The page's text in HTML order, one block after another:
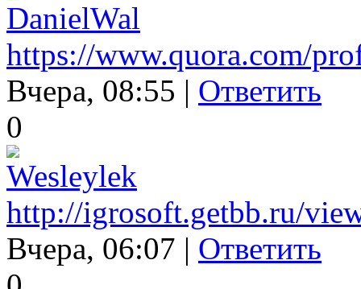
DanielWal
https://www.quora.com/
Вчера, 08:55 | Ответить
0
Wesleylek
http://igrosoft.getbb.ru/
Вчера, 06:07 | Ответить